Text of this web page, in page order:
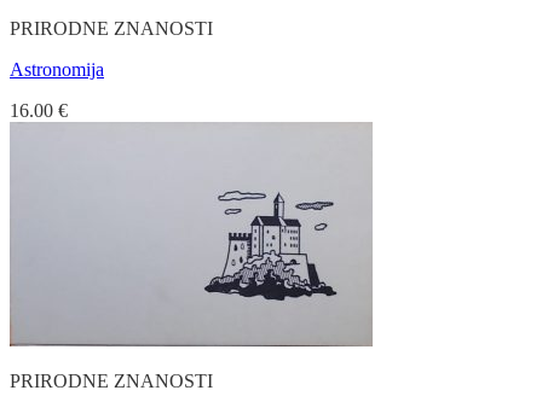
PRIRODNE ZNANOSTI
Astronomija
16.00 €
PRIRODNE ZNANOSTI